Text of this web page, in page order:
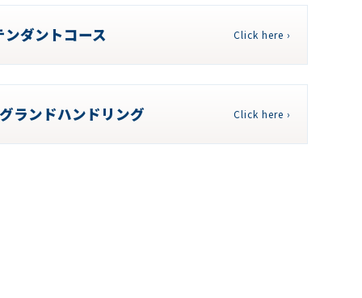
ダントコース Click here ›
ランドハンドリング Click here ›